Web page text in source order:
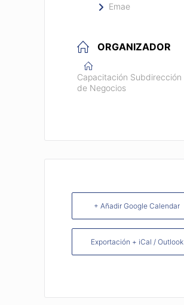
Emae
ORGANIZADOR
Capacitación Subdirección
de Negocios
+ Añadir Google Calendar
Exportación + iCal / Outlook